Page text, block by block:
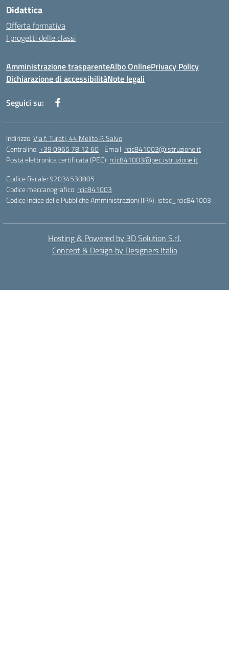
Didattica
Offerta formativa
I progetti delle classi
Amministrazione trasparenteAlbo OnlinePrivacy Policy
Dichiarazione di accessibilitàNote legali
Seguici su:
Indirizzo:Via f. Turati, 44 Melito P. Salvo
Centralino:+39 0965 78 12 60 Email: rcic841003@istruzione.it
Posta elettronica certificata (PEC): rcic841003@pec.istruzione.it
Codice fiscale: 92034530805
Codice meccanografico: rcic841003
Codice Indice delle Pubbliche Amministrazioni (IPA): istsc_rcic841003
Hosting & Powered by 3D Solution S.r.l.
Concept & Design by Designers Italia